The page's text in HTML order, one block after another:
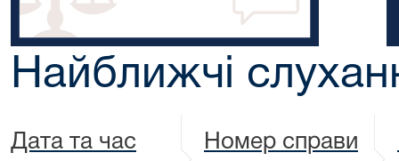
Найближчі
Дата та час
Номер справи